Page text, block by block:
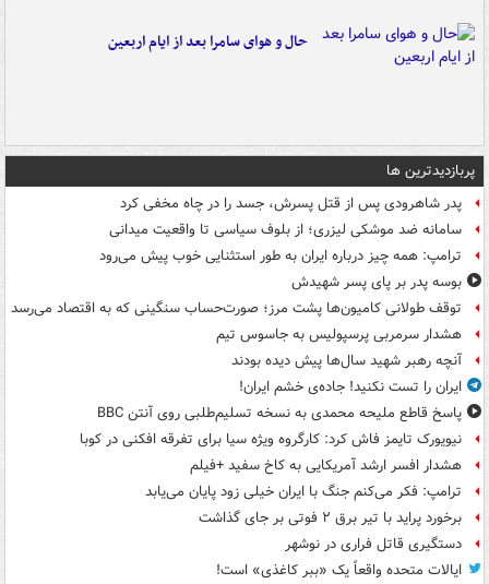
حال و هوای سامرا بعد از ایام اربعین
پربازدیدترین ها
پدر شاهرودی پس از قتل پسرش، جسد را در چاه مخفی کرد
سامانه ضد موشکی لیزری؛ از بلوف سیاسی تا واقعیت میدانی
ترامپ: همه چیز درباره ایران به طور استثنایی خوب پیش می‌رود
بوسه‌ پدر بر پای پسر شهیدش
توقف طولانی کامیون‌ها پشت مرز؛ صورت‌حساب سنگینی که به اقتصاد می‌رسد
هشدار سرمربی پرسپولیس به جاسوس تیم
آنچه رهبر شهید سال‌ها پیش دیده بودند
ایران را تست نکنید! جاده‌ی خشم ایران!
پاسخ قاطع ملیحه محمدی به نسخه تسلیم‌طلبی روی آنتن BBC
نیویورک تایمز فاش کرد: کارگروه ویژه سیا برای تفرقه افکنی در کوبا
هشدار افسر ارشد آمریکایی به کاخ سفید +فیلم
ترامپ: فکر می‌کنم جنگ با ایران خیلی زود پایان می‌یابد
برخورد پراید با تیر برق ۲ فوتی بر جای گذاشت
دستگیری قاتل فراری در نوشهر
ایالات متحده واقعاً یک «ببر کاغذی» است!